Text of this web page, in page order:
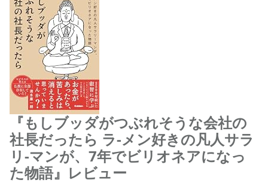
『もしブッダがつぶれそうな会社の
社長だったら ラ-メン好きの凡人サラ
リ-マンが、7年でビリオネアになっ
た物語』レビュー